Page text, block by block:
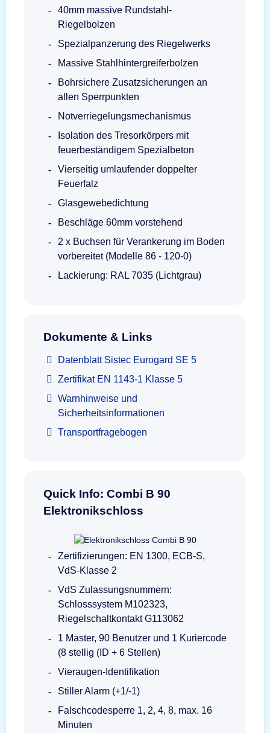
40mm massive Rundstahl-
Riegelbolzen
Spezialpanzerung des Riegelwerks
Massive Stahlhintergreiferbolzen
Bohrsichere Zusatzsicherungen an
allen Sperrpunkten
Notverriegelungsmechanismus
Isolation des Tresorkörpers mit
feuerbeständigem Spezialbeton
Vierseitig umlaufender doppelter
Feuerfalz
Glasgewebedichtung
Beschläge 60mm vorstehend
2 x Buchsen für Verankerung im Boden
vorbereitet (Modelle 86 - 120-0)
Lackierung: RAL 7035 (Lichtgrau)
Dokumente & Links
Datenblatt Sistec Eurogard SE 5
Zertifikat EN 1143-1 Klasse 5
Warnhinweise und
Sicherheitsinformationen
Transportfragebogen
Quick Info: Combi B 90
Elektronikschloss
Zertifizierungen: EN 1300, ECB-S,
VdS-Klasse 2
VdS Zulassungsnummern:
Schlosssystem M102323,
Riegelschaltkontakt G113062
1 Master, 90 Benutzer und 1 Kuriercode
(8 stellig (ID + 6 Stellen)
Vieraugen-Identifikation
Stiller Alarm (+1/-1)
Falschcodesperre 1, 2, 4, 8, max. 16
Minuten